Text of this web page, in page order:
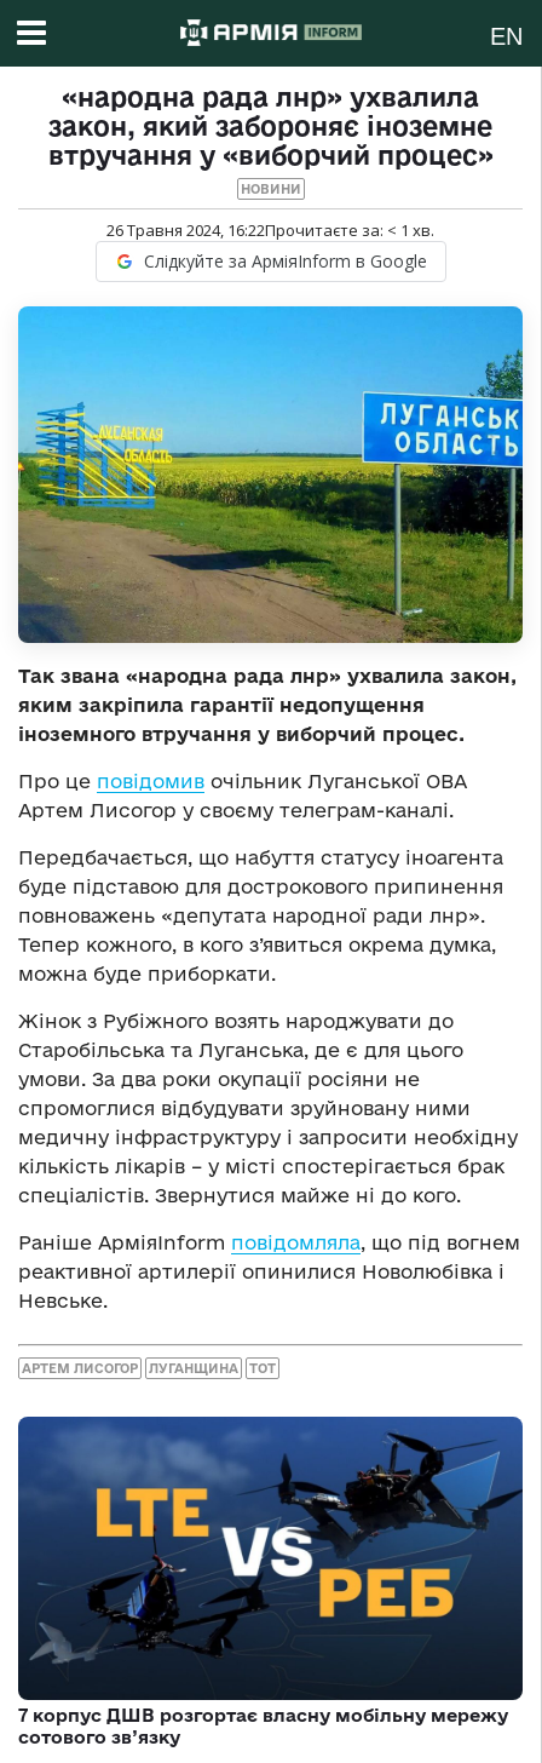
EN
«народна рада лнр» ухвалила
закон, який забороняє іноземне
втручання у «виборчий процес»
НОВИНИ
26 Травня 2024, 16:22Прочитаєте за: < 1 хв.
Слідкуйте за АрміяInform в Google
Так звана «народна рада лнр» ухвалила закон,
яким закріпила гарантії недопущення
іноземного втручання у виборчий процес.
Про це повідомив очільник Луганської ОВА
Артем Лисогор у своєму телеграм-каналі.
Передбачається, що набуття статусу іноагента
буде підставою для дострокового припинення
повноважень «депутата народної ради лнр».
Тепер кожного, в кого з’явиться окрема думка,
можна буде приборкати.
Жінок з Рубіжного возять народжувати до
Старобільська та Луганська, де є для цього
умови. За два роки окупації росіяни не
спромоглися відбудувати зруйновану ними
медичну інфраструктуру і запросити необхідну
кількість лікарів – у місті спостерігається брак
спеціалістів. Звернутися майже ні до кого.
Раніше АрміяInform повідомляла, що під вогнем
реактивної артилерії опинилися Новолюбівка і
Невське.
АРТЕМ ЛИСОГОР ЛУГАНЩИНА ТОТ
7 корпус ДШВ розгортає власну мобільну мережу
сотового зв’язку